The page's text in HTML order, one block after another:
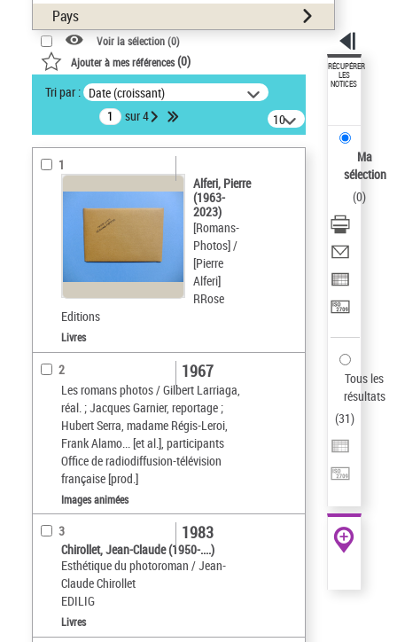
Pays
Voir la sélection (0)
Ajouter à mes références(0)
Tri par : Date (croissant)
sur 4
10
résultats/page
1
Alferi, Pierre
(1963-
2023)
[Romans-
Photos] /
[Pierre
Alferi]
RRose
Editions
Livres
2
Les romans photos / Gilbert Larriaga,
réal. ; Jacques Garnier, reportage ;
Hubert Serra, madame Régis-Leroi,
Frank Alamo... [et al.], participants
Office de radiodiffusion-télévision
française [prod.]
1967
Images animées
3
Chirollet, Jean-Claude (1950-....)
Esthétique du photoroman / Jean-
Claude Chirollet
EDILIG
1983
Livres
RÉCUPÉRER
LES
NOTICES
Ma
sélection
(0)
Tous les
résultats
(31)